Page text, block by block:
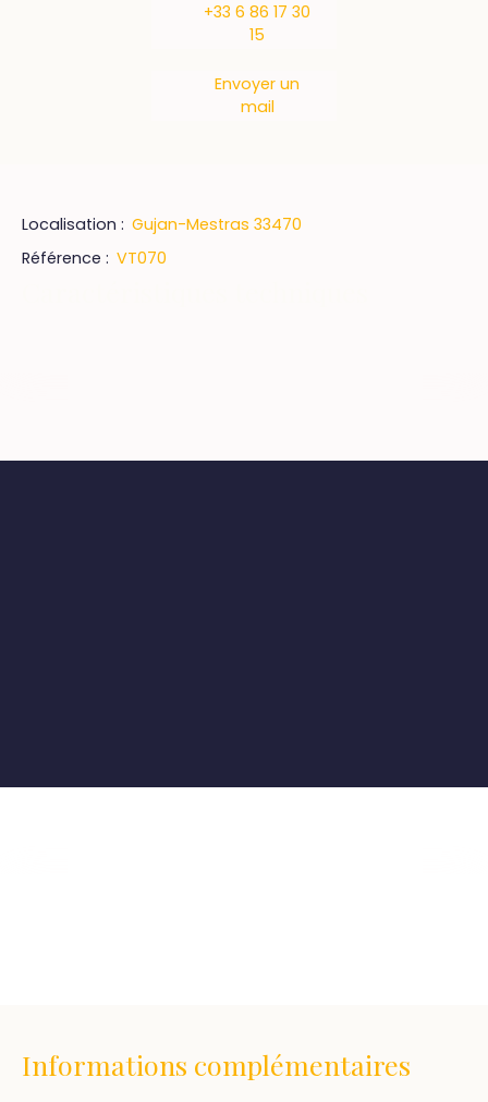
+33 6 86 17 30
15
Envoyer un
mail
Localisation : Gujan-Mestras 33470
Référence : VT070
Informations complémentaires